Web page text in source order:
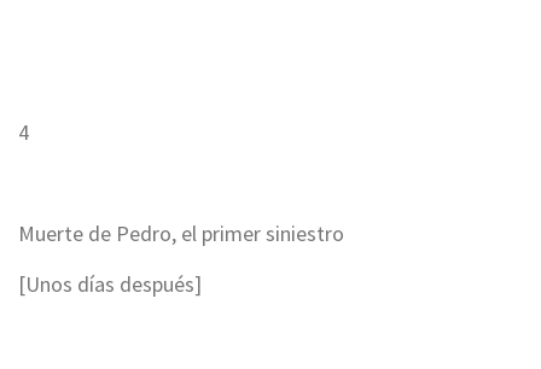
4
Muerte de Pedro, el primer siniestro
[Unos días después]